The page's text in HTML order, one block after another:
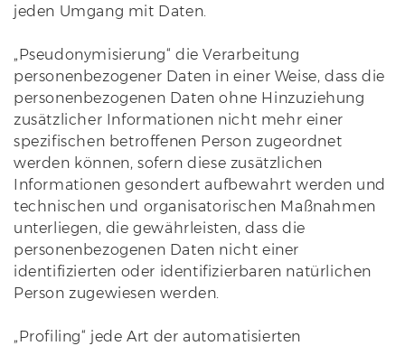
jeden Umgang mit Daten.
„Pseudonymisierung“ die Verarbeitung
personenbezogener Daten in einer Weise, dass die
personenbezogenen Daten ohne Hinzuziehung
zusätzlicher Informationen nicht mehr einer
spezifischen betroffenen Person zugeordnet
werden können, sofern diese zusätzlichen
Informationen gesondert aufbewahrt werden und
technischen und organisatorischen Maßnahmen
unterliegen, die gewährleisten, dass die
personenbezogenen Daten nicht einer
identifizierten oder identifizierbaren natürlichen
Person zugewiesen werden.
„Profiling“ jede Art der automatisierten